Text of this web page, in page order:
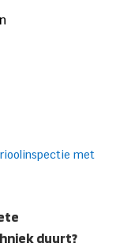
duurt?